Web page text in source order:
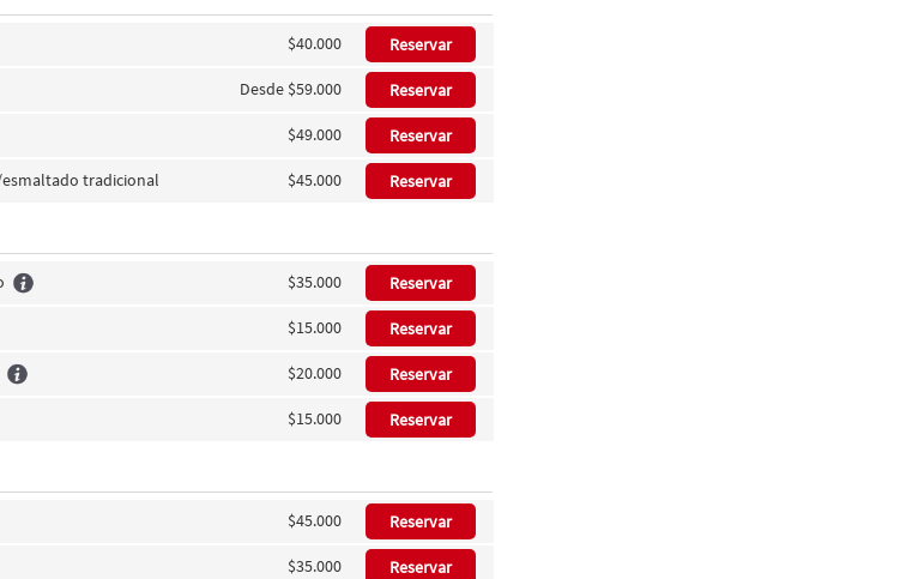
$40.000 Reservar
Desde $59.000 Reservar
$49.000 Reservar
tradicional $45.000 Reservar
$35.000 Reservar
$15.000 Reservar
$20.000 Reservar
$15.000 Reservar
$45.000 Reservar
$35.000 Reservar